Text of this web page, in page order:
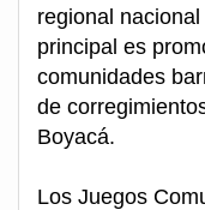
regional
principal es
comunidades
de
Boyacá.
Los Juegos